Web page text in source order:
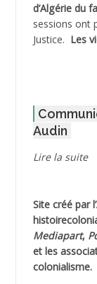
ADNI
ADOUL Arab *
AGOULMINE
AHLOUCHE
AIBLIED
d’Algérie du
sessions ont
Justice. Les
Audin
Lire la suite
Site créé par l’
Mediapart,
et les
colonialisme.